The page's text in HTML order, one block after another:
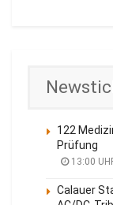
122
Prüfung
13:00
Calauer